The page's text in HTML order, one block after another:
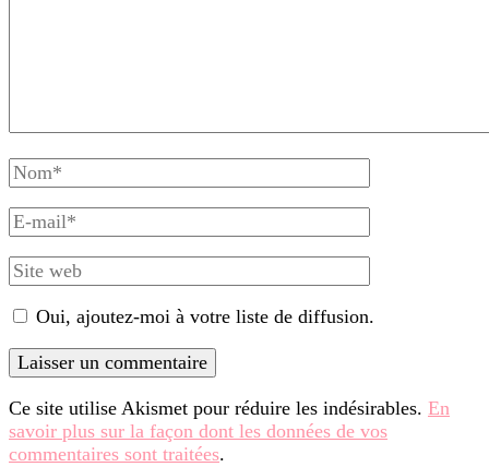
Nom
complet
E-
mail
Site
web
Oui, ajoutez-moi à votre liste de diffusion.
Ce site utilise Akismet pour réduire les indésirables. En
savoir plus sur la façon dont les données de vos
commentaires sont traitées.